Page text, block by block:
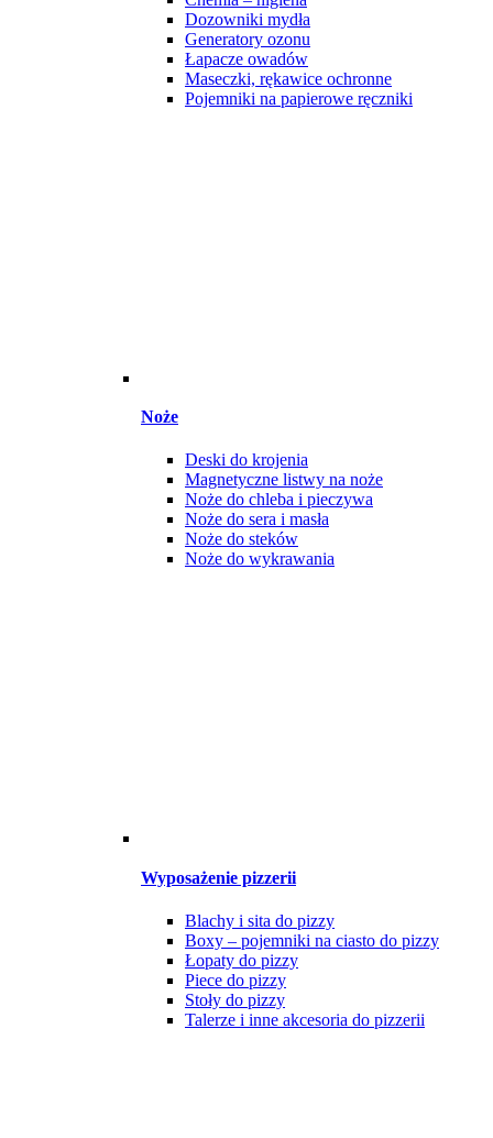
Dozowniki mydła
Generatory ozonu
Łapacze owadów
Maseczki, rękawice ochronne
Pojemniki na papierowe ręczniki
Noże
Deski do krojenia
Magnetyczne listwy na noże
Noże do chleba i pieczywa
Noże do sera i masła
Noże do steków
Noże do wykrawania
Wyposażenie pizzerii
Blachy i sita do pizzy
Boxy – pojemniki na ciasto do pizzy
Łopaty do pizzy
Piece do pizzy
Stoły do pizzy
Talerze i inne akcesoria do pizzerii